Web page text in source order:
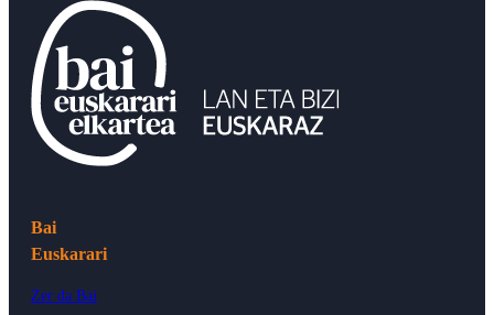
Bai
Euskarari
Zer da Bai